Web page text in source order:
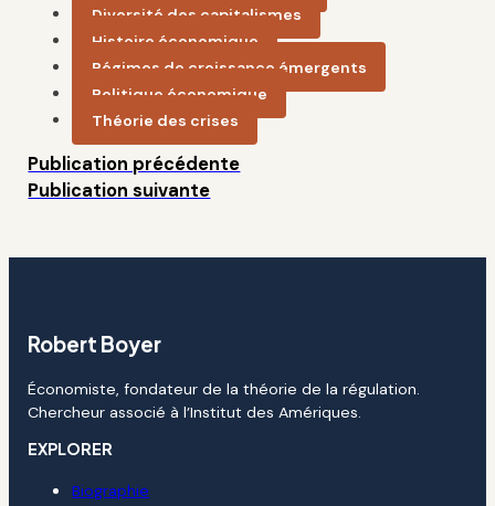
Diversité des capitalismes
Histoire économique
Régimes de croissance émergents
Politique économique
Théorie des crises
Publication précédente
Publication suivante
Robert Boyer
Économiste, fondateur de la théorie de la régulation.
Chercheur associé à l’Institut des Amériques.
EXPLORER
Biographie